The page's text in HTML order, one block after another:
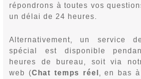
répondrons à toutes vos
un délai de 24 heures.
Alternativement, un service
spécial est disponible
heures de bureau, soit via
web (Chat temps réel , en bas